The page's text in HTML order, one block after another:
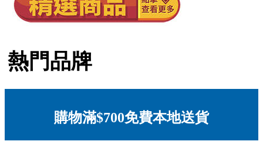
熱門品牌
購物滿$700免費本地送貨